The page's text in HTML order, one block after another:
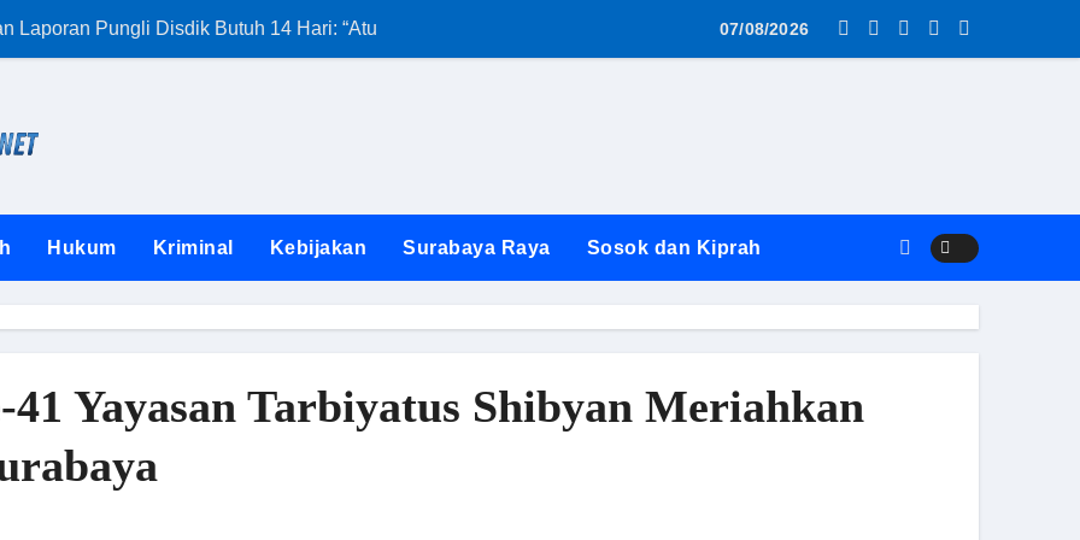
Laporan Pungli Disdik Butuh 14 Hari: “Aturan dari Mana?”Kunjungan Satgas MBG AWS ke SPPG Surabaya Diwarnai Penolakan dan
07/08/2026
Hukum Kriminal Kebijakan Surabaya Raya Sosok dan Kiprah
Yayasan Tarbiyatus Shibyan Meriahkan